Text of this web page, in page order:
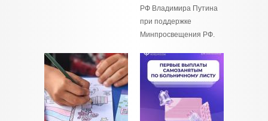
РФ Владимира Путина
при поддержке
Минпросвещения РФ.